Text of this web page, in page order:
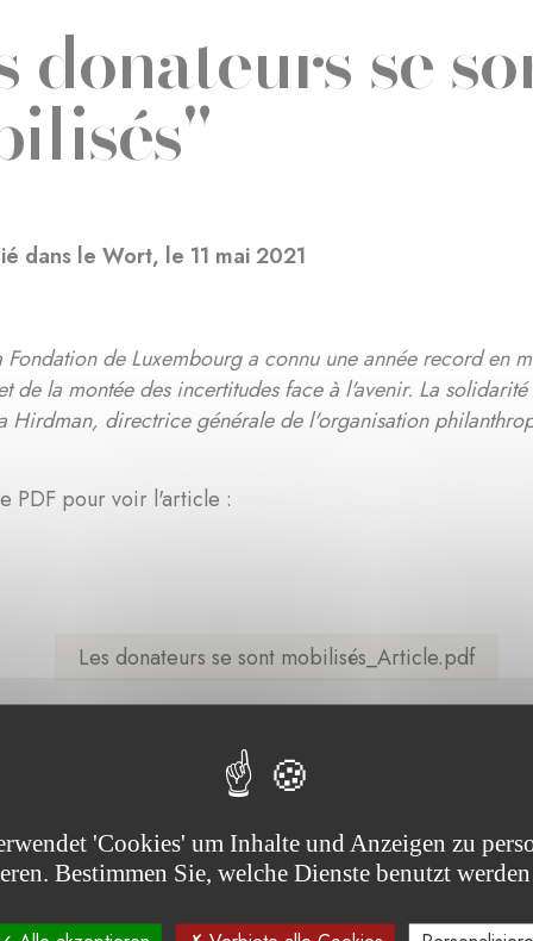
donateurs se
dans le Wort, le 11 mai 2021
de Luxembourg a connu une année record en
de la montée des incertitudes face à l'avenir. La
Hirdman, directrice générale de l'organisation
PDF pour voir l'article :
Les donateurs se sont mobilisés_Article.pdf
'Cookies' um Inhalte und Anzeigen zu
Bestimmen Sie, welche Dienste benutzt